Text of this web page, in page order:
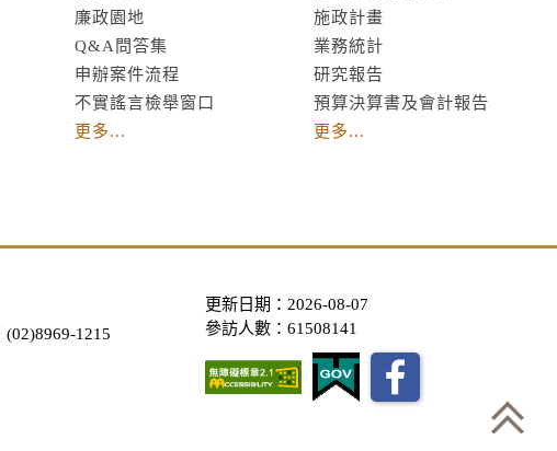
廉政園地
Q&A問答集
申辦案件流程
不實謠言檢舉窗口
更多...
施政計畫
業務統計
研究報告
預算決算書及會計報告
更多...
(02)8969-1215
更新日期：2026-08-07
參訪人數：61508141